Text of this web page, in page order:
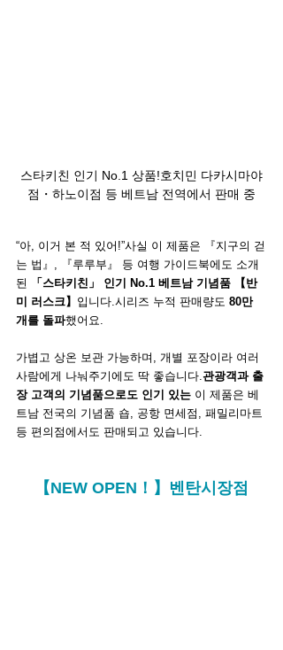
스타키친 인기 No.1 상품!호치민 다카시마야
점・하노이점 등 베트남 전역에서 판매 중
“아, 이거 본 적 있어!”사실 이 제품은 『지구의 걷
는 법』, 『루루부』 등 여행 가이드북에도 소개
된
「스타키친」 인기 No.1 베트남 기념품 【반
미 러스크】 입니다.시리즈 누적 판매량도 80만
개를 돌파했어요.
가볍고 상온 보관 가능하며, 개별 포장이라 여러
사람에게 나눠주기에도 딱 좋습니다.관광객과 출
장 고객의 기념품으로도 인기 있는 이 제품은 베
트남 전국의 기념품 숍, 공항 면세점, 패밀리마트
등 편의점에서도 판매되고 있습니다.
【NEW OPEN！】벤탄시장점